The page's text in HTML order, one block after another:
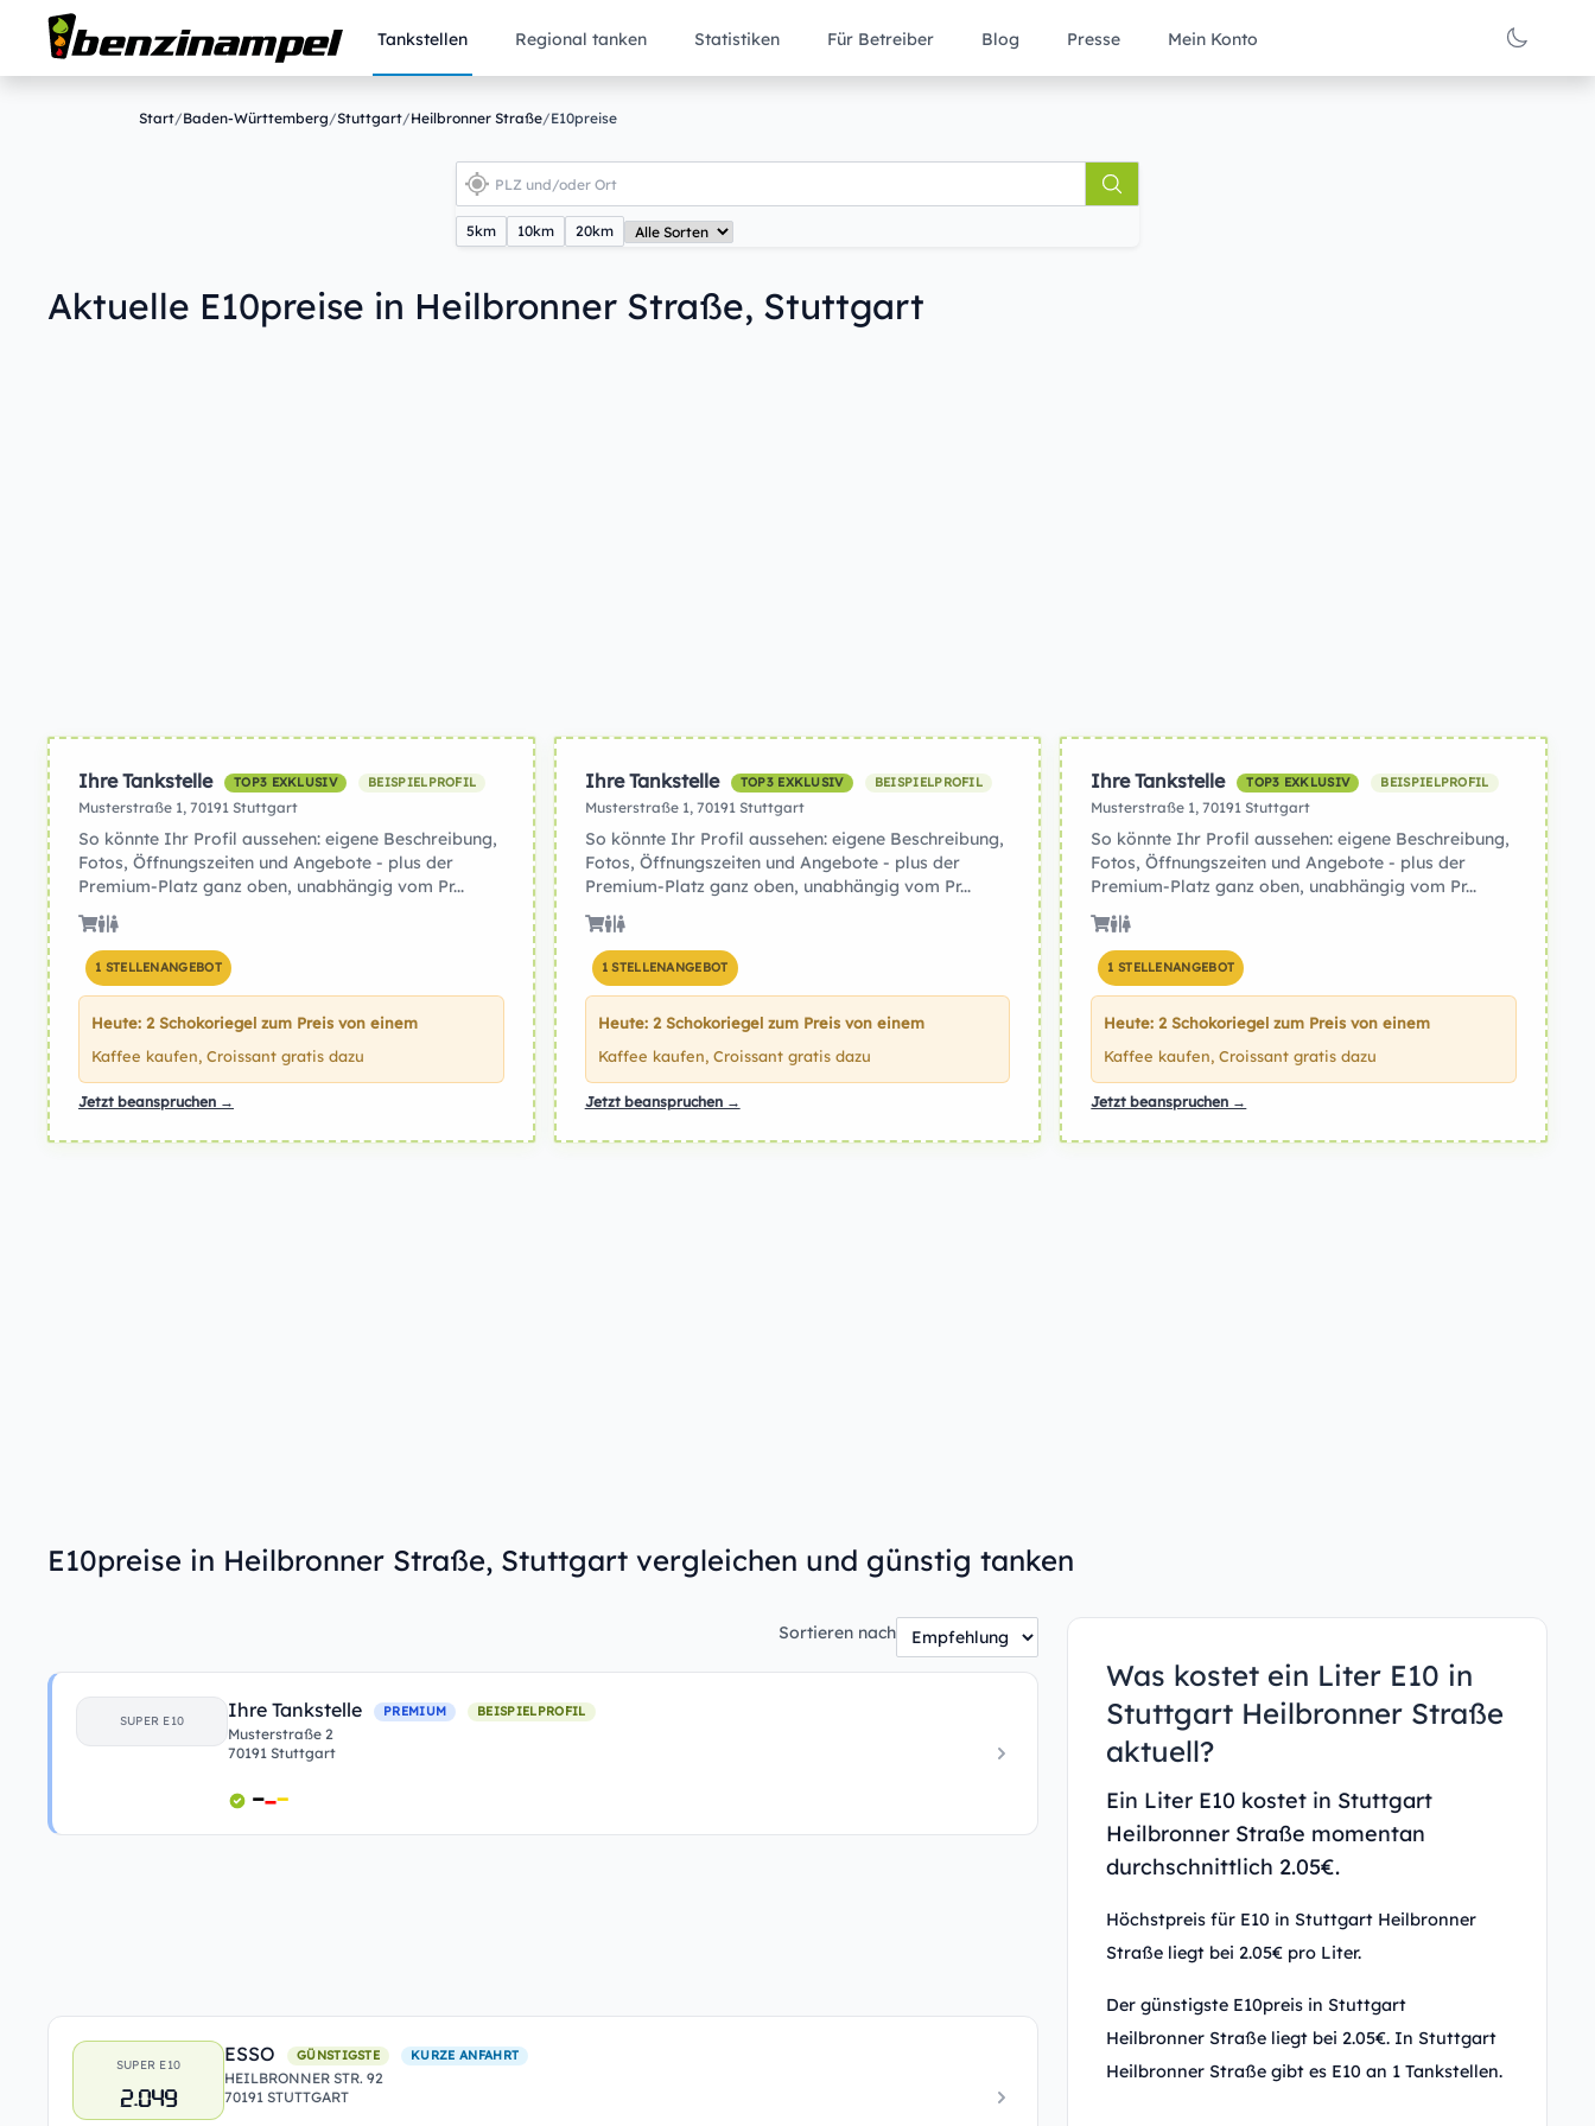
Tankstellen Regional tanken Statistiken Für Betreiber Blog Presse Mein Konto
Start/Baden-Württemberg/Stuttgart/Heilbronner Straße/E10preise
5km 10km 20km
Aktuelle E10preise in Heilbronner Straße, Stuttgart
Ihre Tankstelle TOP3 EXKLUSIV BEISPIELPROFIL
Musterstraße 1, 70191 Stuttgart
So könnte Ihr Profil aussehen: eigene Beschreibung,
Fotos, Öffnungszeiten und Angebote - plus der
Premium-Platz ganz oben, unabhängig vom Pr...
1 STELLENANGEBOT
Heute: 2 Schokoriegel zum Preis von einem
Kaffee kaufen, Croissant gratis dazu
Jetzt beanspruchen →
Ihre Tankstelle TOP3 EXKLUSIV BEISPIELPROFIL
Musterstraße 1, 70191 Stuttgart
So könnte Ihr Profil aussehen: eigene Beschreibung,
Fotos, Öffnungszeiten und Angebote - plus der
Premium-Platz ganz oben, unabhängig vom Pr...
1 STELLENANGEBOT
Heute: 2 Schokoriegel zum Preis von einem
Kaffee kaufen, Croissant gratis dazu
Jetzt beanspruchen →
Ihre Tankstelle TOP3 EXKLUSIV BEISPIELPROFIL
Musterstraße 1, 70191 Stuttgart
So könnte Ihr Profil aussehen: eigene Beschreibung,
Fotos, Öffnungszeiten und Angebote - plus der
Premium-Platz ganz oben, unabhängig vom Pr...
1 STELLENANGEBOT
Heute: 2 Schokoriegel zum Preis von einem
Kaffee kaufen, Croissant gratis dazu
Jetzt beanspruchen →
E10preise in Heilbronner Straße, Stuttgart vergleichen und günstig tanken
Sortieren nach
SUPER E10 Ihre Tankstelle PREMIUM BEISPIELPROFIL
Musterstraße 2
70191 Stuttgart
SUPER E10
2.049
ESSO GÜNSTIGSTE KURZE ANFAHRT
HEILBRONNER STR. 92
70191 STUTTGART
Was kostet ein Liter E10 in
Stuttgart Heilbronner Straße
aktuell?
Ein Liter E10 kostet in Stuttgart
Heilbronner Straße momentan
durchschnittlich 2.05€.
Höchstpreis für E10 in Stuttgart Heilbronner
Straße liegt bei 2.05€ pro Liter.
Der günstigste E10preis in Stuttgart
Heilbronner Straße liegt bei 2.05€. In Stuttgart
Heilbronner Straße gibt es E10 an 1 Tankstellen.